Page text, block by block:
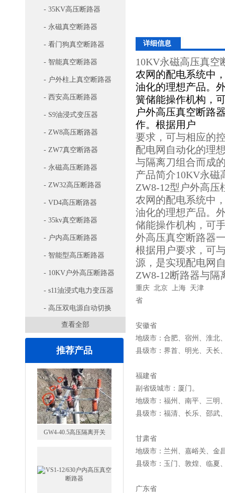
- 35KV高压断路器
- 永磁真空断路器
- 看门狗真空断路器
- 智能真空断路器
- 户外柱上真空断路器
- 西安高压断路器
- S9油浸式变压器
- ZW8高压断路器
- ZW7真空断路器
- 永磁高压断路器
- ZW32高压断路器
- VD4高压断路器
- 35kv真空断路器
- 户内高压断路器
- 智能型高压断路器
- 10KV户外高压断路器
- s11油浸式电力变压器
- 高压双电源自动切换
查看全部
推荐产品
GW4-40.5高压隔离开关
详细信息
10KV永磁高压真空
农网的配电系统中
油化的理想产品。
簧储能操作机构，
户外高压真空断路
作。根据用户
要求，可与相应的
配电网自动化的理
与隔离刀组合而成
产品简介10KV永磁
ZW8-12型户外高
农网的配电系统中
油化的理想产品。
储能操作机构，可
外高压真空断路器
根据用户要求，可
源，是实现配电网
ZW8-12断路器与
重庆 北京 上海 天津
省
安徽省
地级市：合肥、宿州、淮北
县级市：界首、明光、天长
福建省
副省级城市：厦门。
地级市：福州、南平、三
县级市：福清、长乐、邵武
甘肃省
地级市：兰州、嘉峪关、金
县级市：玉门、敦煌、临
广东省